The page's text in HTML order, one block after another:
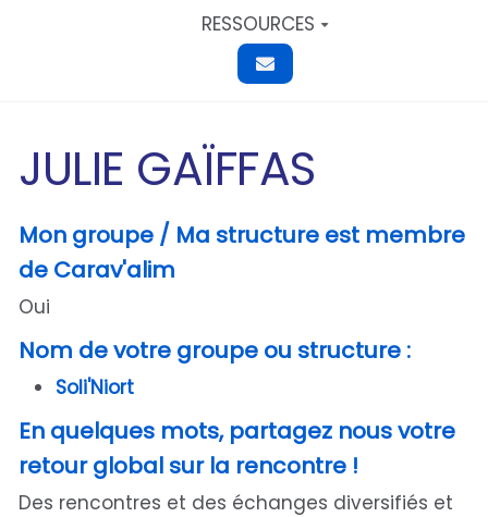
RESSOURCES
JULIE GAÏFFAS
Mon groupe / Ma structure est membre
de Carav'alim
Oui
Nom de votre groupe ou structure :
Soli'Niort
En quelques mots, partagez nous votre
retour global sur la rencontre !
Des rencontres et des échanges diversifiés et